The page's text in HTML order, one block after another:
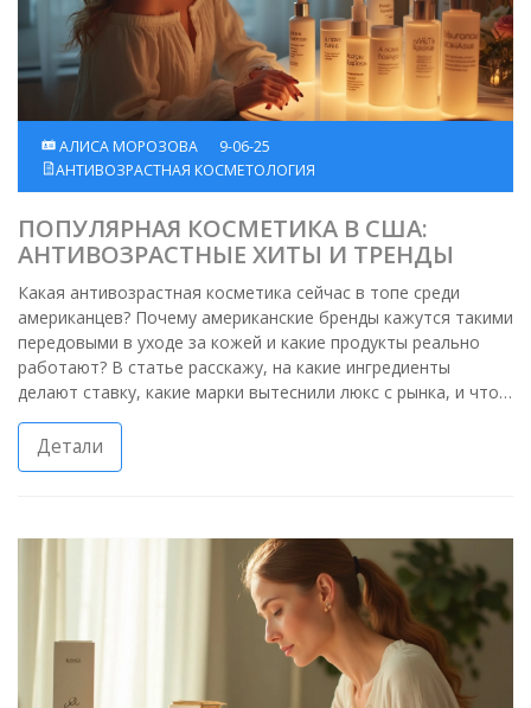
АЛИСА МОРОЗОВА
9-06-25
АНТИВОЗРАСТНАЯ КОСМЕТОЛОГИЯ
ПОПУЛЯРНАЯ КОСМЕТИКА В США:
АНТИВОЗРАСТНЫЕ ХИТЫ И ТРЕНДЫ
Какая антивозрастная косметика сейчас в топе среди
американцев? Почему американские бренды кажутся такими
передовыми в уходе за кожей и какие продукты реально
работают? В статье расскажу, на какие ингредиенты
делают ставку, какие марки вытеснили люкс с рынка, и что
стоит попробовать. Не обойдём стороной популярные
средства, лайфхаки и анализируем, что делают американки
для молодости кожи.
Детали